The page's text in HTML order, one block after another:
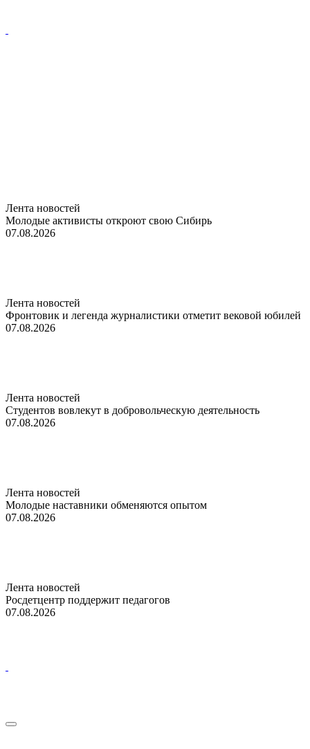
Лента новостей
Молодые активисты откроют свою Сибирь
07.08.2026
Лента новостей
Фронтовик и легенда журналистики отметит вековой юбилей
07.08.2026
Лента новостей
Студентов вовлекут в добровольческую деятельность
07.08.2026
Лента новостей
Молодые наставники обменяются опытом
07.08.2026
Лента новостей
Росдетцентр поддержит педагогов
07.08.2026